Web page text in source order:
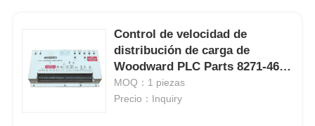
Control de velocidad de
distribución de carga de
Woodward PLC Parts 8271-467
2301
MOQ：1 piezas
Precio：Inquiry